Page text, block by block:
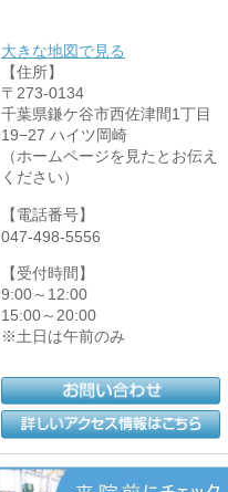
大きな地図で見る
【住所】
〒273-0134
千葉県鎌ケ谷市西佐津間1丁目
19−27 ハイツ岡崎
（ホームページを見たとお伝え
ください）
【電話番号】
047-498-5556
【受付時間】
9:00～12:00
15:00～20:00
※土日は午前のみ